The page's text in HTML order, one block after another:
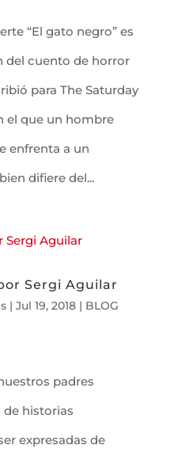
“El gato negro” es
del cuento de horror
para The Saturday
el que un hombre
enfrenta a un
difiere del...
Sergi Aguilar
| Jul 19, 2018| BLOG
padres
de historias
expresadas de